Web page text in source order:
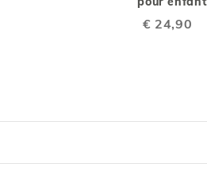
€ 24,90